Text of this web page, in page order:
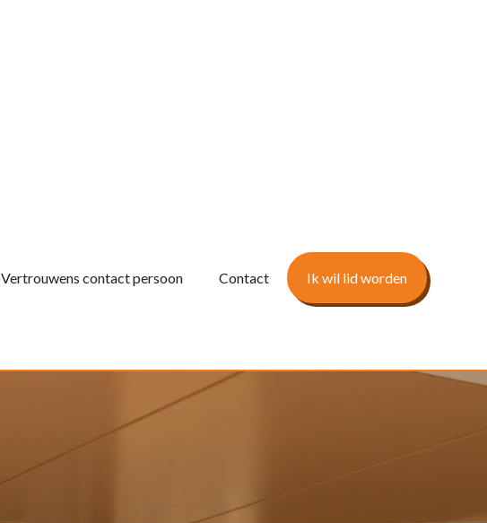
Vertrouwens contact persoon Contact Ik wil lid worden